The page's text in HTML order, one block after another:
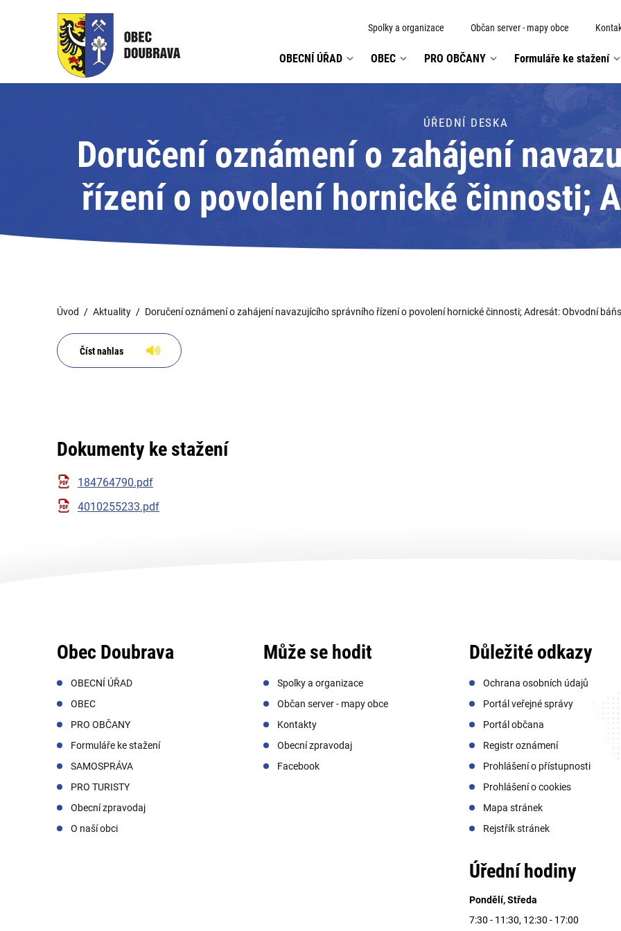
Spolky a organizace Občan server - mapy obce
OBECNÍ ÚŘAD OBEC PRO OBČANY Formuláře ke stažení
ÚŘEDNÍ DESKA
Doručení oznámení o zahájení
řízení o povolení hornické činnosti;
báňský úřad
Úvod Aktuality Doručení oznámení o zahájení navazujícího správního řízení o povolení hornické činnosti; Adresát: Obvodní
Číst nahlas
Dokumenty ke stažení
184764790.pdf
4010255233.pdf
Obec Doubrava
OBECNÍ ÚŘAD
OBEC
PRO OBČANY
Formuláře ke stažení
SAMOSPRÁVA
PRO TURISTY
Obecní zpravodaj
O naší obci
Může se hodit
Spolky a organizace
Občan server - mapy obce
Kontakty
Obecní zpravodaj
Facebook
Důležité odkazy
Ochrana osobních údajů
Portál veřejné správy
Portál občana
Registr oznámení
Prohlášení o přístupnosti
Prohlášení o cookies
Mapa stránek
Rejstřík stránek
Úřední hodiny
Pondělí, Středa
7:30 - 11:30, 12:30 - 17:00